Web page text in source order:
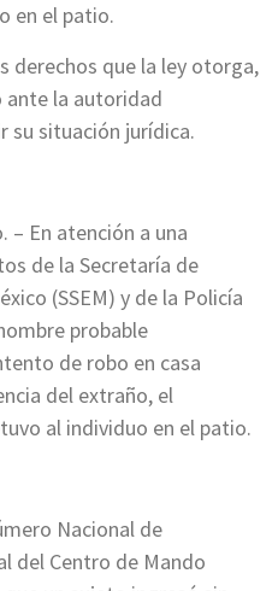
en el patio.
derechos que la ley otorga,
la autoridad
su situación jurídica.
– En atención a una
de la Secretaría de
(SSEM) y de la Policía
probable
de robo en casa
del extraño, el
al individuo en el patio.
Nacional de
del Centro de Mando